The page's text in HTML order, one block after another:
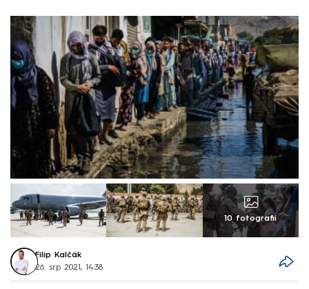
10 fotografií
Filip Kalčák
26. srp 2021, 14:38